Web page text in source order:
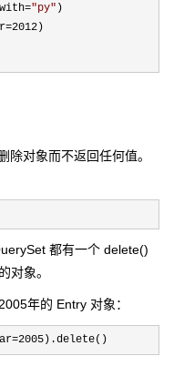
="py" )
=2012)
对象而不返回任何值。
都有一个 delete()
对象。
年的 Entry 对象：